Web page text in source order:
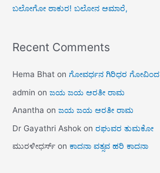
ಬಲೋಗೋ ಠಾಕುರ! ಬಲೋನ ಆಮಾರೆ,
Recent Comments
Hema Bhat onಗೋವರ್ಧನ ಗಿರಿಧರ ಗೋವಿಂದ
admin onಜಯ ಜಯ ಆರತೀ ರಾಮ
Anantha onಜಯ ಜಯ ಆರತೀ ರಾಮ
Dr Gayathri Ashok onರಘುವರ ತುಮಕೋ
ಮುರಳೀಧರ್ಸ್ onಕಾದನಾ ವತ್ಸವ ಹರಿ ಕಾದನಾ